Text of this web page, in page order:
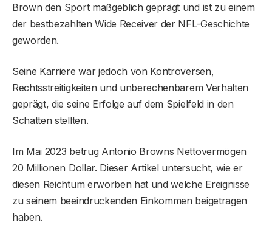
Brown den Sport maßgeblich geprägt und ist zu einem
der bestbezahlten Wide Receiver der NFL-Geschichte
geworden.
Seine Karriere war jedoch von Kontroversen,
Rechtsstreitigkeiten und unberechenbarem Verhalten
geprägt, die seine Erfolge auf dem Spielfeld in den
Schatten stellten.
Im Mai 2023 betrug Antonio Browns Nettovermögen
20 Millionen Dollar. Dieser Artikel untersucht, wie er
diesen Reichtum erworben hat und welche Ereignisse
zu seinem beeindruckenden Einkommen beigetragen
haben.